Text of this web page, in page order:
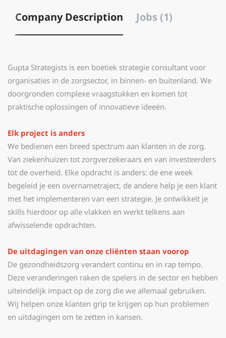
Company Description Jobs (1)
Gupta Strategists is een boetiek strategie consultant voor
organisaties in de zorgsector, in binnen- en buitenland. We
doorgronden complexe vraagstukken en komen tot
praktische oplossingen of innovatieve ideeën.
Elk project is anders
We bedienen een breed spectrum aan klanten in de zorg.
Van ziekenhuizen tot zorgverzekeraars en van investeerders
tot de overheid. Elke opdracht is anders: de ene week
begeleid je een overnametraject, de andere help je een klant
met het implementeren van een strategie. Je ontwikkelt je
skills hierdoor op alle vlakken en werkt telkens aan
afwisselende opdrachten.
De uitdagingen van onze cliënten staan voorop
De gezondheidszorg verandert continu en in rap tempo.
Deze veranderingen raken de spelers in de sector en hebben
uiteindelijk impact op de zorg die we allemaal gebruiken.
Wij helpen onze klanten grip te krijgen op hun problemen
en uitdagingen om te zetten in kansen.